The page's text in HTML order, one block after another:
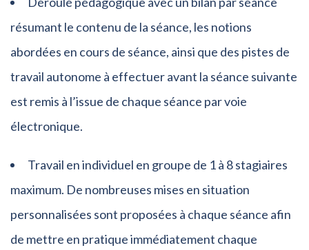
résumant le contenu de la séance, les notions
abordées en cours de séance, ainsi que des pistes de
travail autonome à effectuer avant la séance suivante
est remis à l’issue de chaque séance par voie
électronique.
Travail en individuel en groupe de 1 à 8 stagiaires
maximum. De nombreuses mises en situation
personnalisées sont proposées à chaque séance afin
de mettre en pratique immédiatement chaque